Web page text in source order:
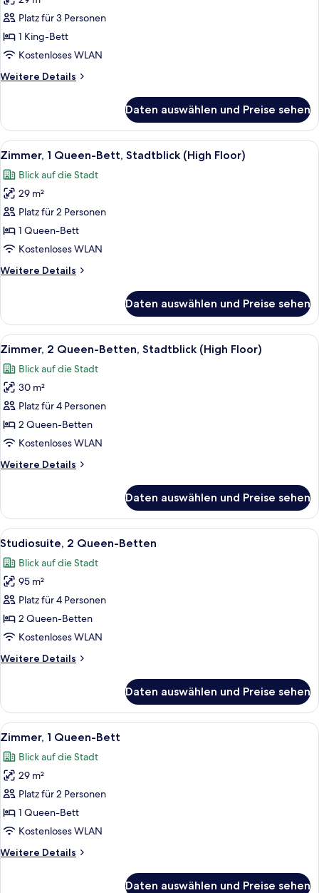
1 King-
Bett,
Stadtblick
Floor)
Platz für 3 Personen
1 King-Bett
Kostenloses WLAN
Weitere Details
Weitere
1 King-
Bett,
Stadtblick
Floor)
Daten auswählen und Preise sehen
Alle
Fotos
für
Zimmer,
1
Queen-
Bett,
(High
Ein Hotelzimmer im modernen Stil
3
Zimmer, 1 Queen-Bett, Stadtblick (High Floor)
Blick auf die Stadt
29 m²
Platz für 2 Personen
1 Queen-Bett
Kostenloses WLAN
Weitere Details
Weitere
1
Queen-
Bett,
(High
Floor)
Daten auswählen und Preise sehen
Alle
Fotos
für
Zimmer,
2 Queen-
Betten,
Stadtblick
Floor)
Ein Hotelzimmer mit zwei Betten,
5
Zimmer, 2 Queen-Betten, Stadtblick (High Floor)
Blick auf die Stadt
30 m²
Platz für 4 Personen
2 Queen-Betten
Kostenloses WLAN
Weitere Details
Weitere
2 Queen-
Betten,
Stadtblick
Floor)
Daten auswählen und Preise sehen
Alle
Fotos
für
Studiosuite,
2 Queen-
Betten
anzeigen
Ein Zimmer mit großem Fenster mit
2
Studiosuite, 2 Queen-Betten
Blick auf die Stadt
95 m²
Platz für 4 Personen
2 Queen-Betten
Kostenloses WLAN
Weitere Details
Weitere
2 Queen-
Betten
Daten auswählen und Preise sehen
Alle
Fotos
für
Zimmer,
1
Queen-
Bett
Ein Hotelzimmer im modernen Stil
4
Zimmer, 1 Queen-Bett
Blick auf die Stadt
29 m²
Platz für 2 Personen
1 Queen-Bett
Kostenloses WLAN
Weitere Details
Weitere
Daten auswählen und Preise sehen